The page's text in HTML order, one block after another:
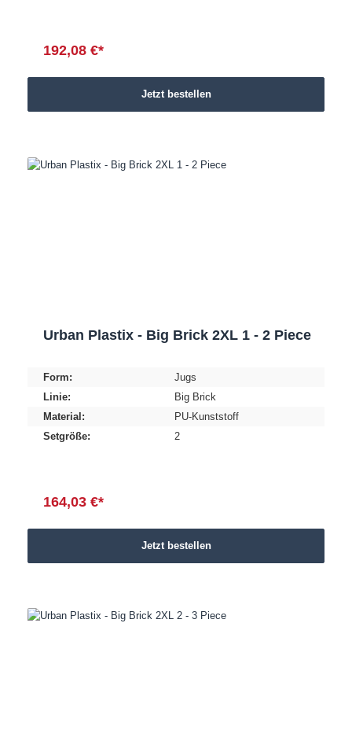
192,08 €*
Jetzt bestellen
Urban Plastix - Big Brick 2XL 1 - 2 Piece
Form:
Jugs
Linie:
Big Brick
Material:
PU-Kunststoff
Setgröße:
2
164,03 €*
Jetzt bestellen